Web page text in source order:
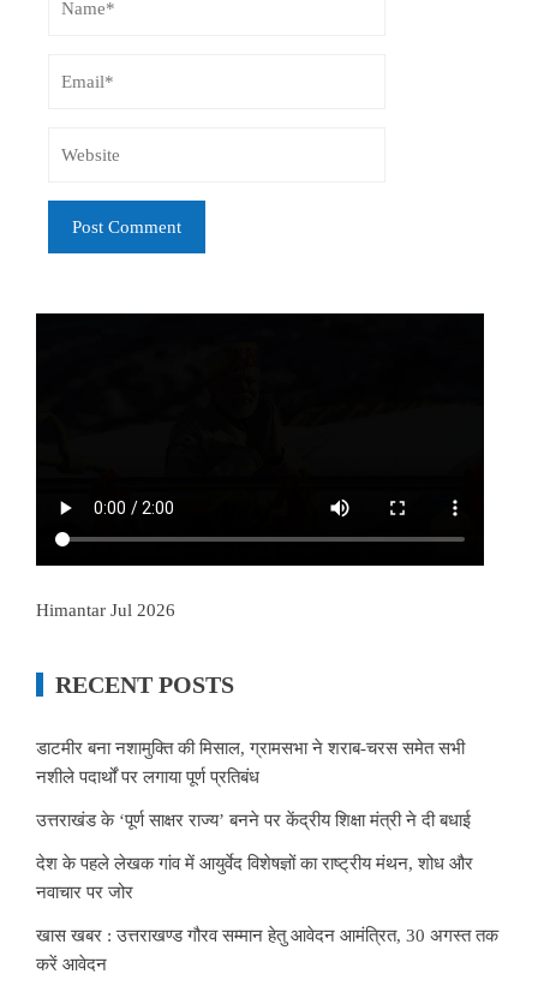
Himantar Jul 2026
RECENT POSTS
डाटमीर बना नशामुक्ति की मिसाल, ग्रामसभा ने शराब-चरस समेत सभी
नशीले पदार्थों पर लगाया पूर्ण प्रतिबंध
उत्तराखंड के ‘पूर्ण साक्षर राज्य’ बनने पर केंद्रीय शिक्षा मंत्री ने दी बधाई
देश के पहले लेखक गांव में आयुर्वेद विशेषज्ञों का राष्ट्रीय मंथन, शोध और
नवाचार पर जोर
खास खबर : उत्तराखण्ड गौरव सम्मान हेतु आवेदन आमंत्रित, 30 अगस्त तक
करें आवेदन